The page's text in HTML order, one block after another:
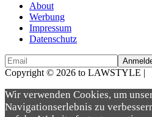
About
Werbung
Impressum
Datenschutz
Copyright © 2026 to LAWSTYLE |
Wir verwenden Cookies, um
Navigationserlebnis zu